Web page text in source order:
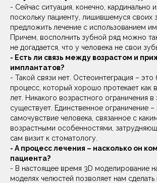
- Сейчас ситуация, конечно, кардинально
поскольку пациенту, лишившемуся
предложить лечение с использованием
Причем, восполнить зубной ряд можно
не догадается, что у человека не свои
- Есть ли связь между возрастом и
имплантатов?
- Такой связи нет. Остеоинтеграция –
процесс, который хорошо протекает как
лет. Никакого возрастного ограничения
существует. Единственное ограничение –
самочувствие человека, связанное с
возрастными особенностями,
сам визит к стоматологу.
- А процесс лечения – насколько он
пациента?
- В настоящее время 3D моделирование
моделях челюстей позволяет нам